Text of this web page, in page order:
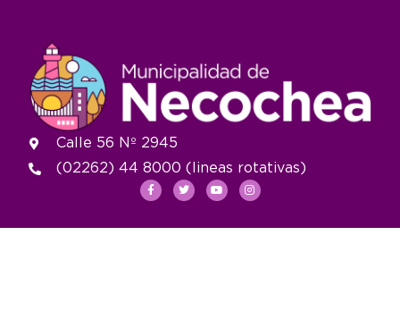
Calle 56 Nº 2945
(02262) 44 8000 (lineas rotativas)